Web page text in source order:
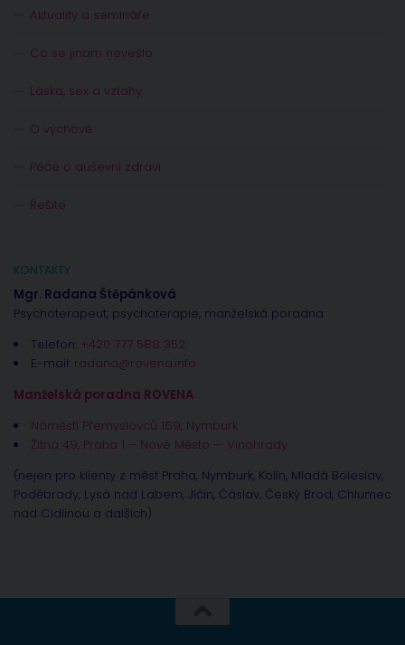
Aktuality a semináře
Co se jinam nevešlo
Láska, sex a vztahy
O výchově
Péče o duševní zdraví
Řešíte
KONTAKTY
Mgr. Radana Štěpánková
Psychoterapeut, psychoterapie, manželská poradna
Telefon: +420 777 588 352
E-mail: radana@rovena.info
Manželská poradna ROVENA
Náměstí Přemyslovců 169, Nymburk
Žitná 49, Praha 1 – Nové Město — Vinohrady
(nejen pro klienty z měst Praha, Nymburk, Kolín, Mladá Boleslav,
Poděbrady, Lysá nad Labem, Jíčín, Čáslav, Český Brod, Chlumec
nad Cidlinou a dalších)